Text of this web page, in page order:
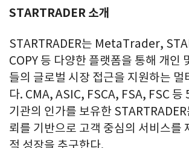
STARTRADER 소개
STARTRADER는 MetaTrader,
COPY 등 다양한 플랫폼을 통해 개인
들의 글로벌 시장 접근을 지원하는 멀
다. CMA, ASIC, FSCA, FSA, FSC 등
기관의 인가를 보유한
뢰를 기반으로 고객 중심의 서비스를
적 성장을 추구한다.